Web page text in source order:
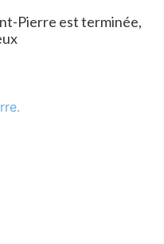
Pierre est terminée,